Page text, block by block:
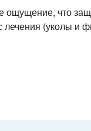
ощущение, что
лечения (уколы и